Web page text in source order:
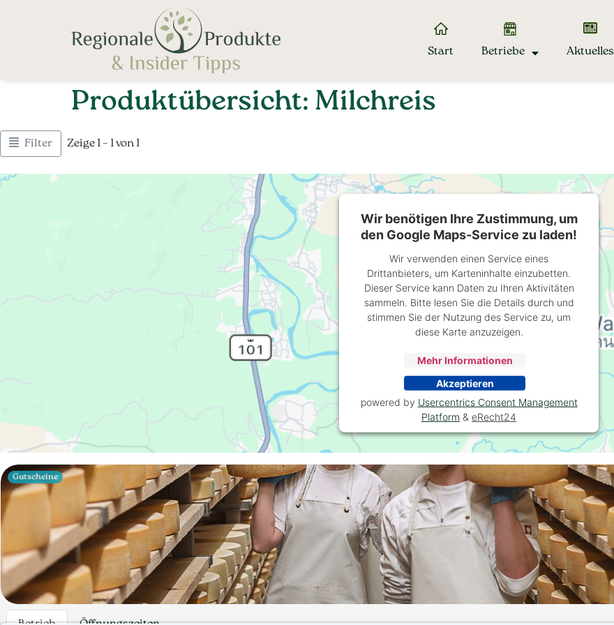
Start Betriebe Aktuelles
Produktübersicht: Milchreis
Filter Zeige 1 – 1 von 1
Gutscheine
Wir benötigen Ihre Zustimmung, um
den Google Maps-Service zu laden!
Wir verwenden einen Service eines
Drittanbieters, um Karteninhalte einzubetten.
Dieser Service kann Daten zu Ihren Aktivitäten
sammeln. Bitte lesen Sie die Details durch und
stimmen Sie der Nutzung des Service zu, um
diese Karte anzuzeigen.
Mehr Informationen
Akzeptieren
powered by Usercentrics Consent Management
Platform & eRecht24